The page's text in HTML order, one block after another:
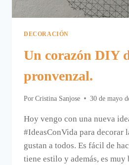
DECORACIÓN
Un corazón DIY
pronvenzal.
Por Cristina Sanjose 30 de mayo
Hoy vengo con una nueva
#IdeasConVida para decorar
gustan a todos. Es fácil de
tiene estilo y además, es muy